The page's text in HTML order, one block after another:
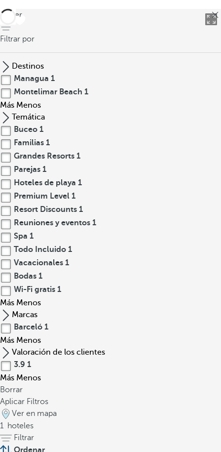
volver
Filtrar por
Destinos
Managua 1
Montelimar Beach 1
Más Menos
Temática
Buceo 1
Familias 1
Grandes Resorts 1
Parejas 1
Hoteles de playa 1
Premium Level 1
Resort Discounts 1
Reuniones y eventos 1
Spa 1
Todo Incluido 1
Vacacionales 1
Bodas 1
Wi-Fi gratis 1
Más Menos
Marcas
Barceló 1
Más Menos
Valoración de los clientes
3.9 1
Más Menos
Borrar
Aplicar Filtros
Ver en mapa
1 hoteles
Filtrar
Ordenar